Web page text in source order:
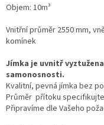
Objem: 10m³
Vnitřní průměr 2550 mm,
komínek
Jímka je uvnitř
samonosnosti.
Kvalitní, pevná jímka bez
Průměr přítoku
Připravíme dle Vašeho